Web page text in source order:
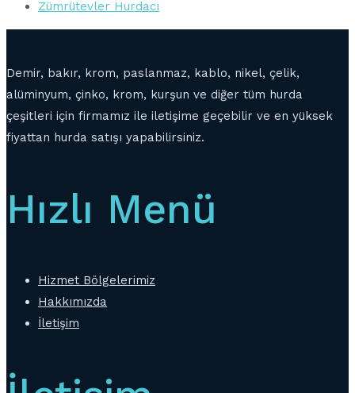
Zümrütevler Hurdacı
Demir, bakır, krom, paslanmaz, kablo, nikel, çelik,
alüminyum, çinko, krom, kurşun ve diğer tüm hurda
çeşitleri için firmamız ile iletişime geçebilir ve en yüksek
fiyattan hurda satışı yapabilirsiniz.
Hızlı Menü
Hizmet Bölgelerimiz
Hakkımızda
İletişim